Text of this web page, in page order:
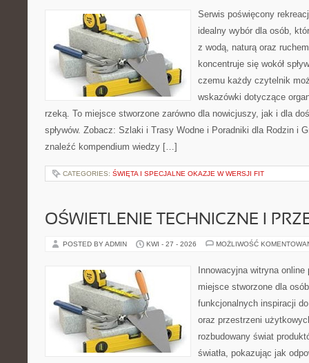
Serwis poświęcony
idealny wybór dla osób,
z wodą, naturą oraz
koncentruje się wokół
czemu każdy czytelnik
wskazówki dotyczące
rzeką. To miejsce stworzone zarówno dla nowicjuszy, jak i dla
spływów. Zobacz: Szlaki i Trasy Wodne i Poradniki dla Rodzin i
znaleźć kompendium wiedzy […]
CATEGORIES: ŚWIĘTA I SPECJALNE OKAZJE W WERSJI FIT
OŚWIETLENIE TECHNICZNE I
POSTED BY ADMIN KWI - 27 - 2026 MOŻLIWOŚĆ
Innowacyjna witryna
miejsce stworzone dla
funkcjonalnych inspiracji
oraz przestrzeni
rozbudowany świat
światła, pokazując jak